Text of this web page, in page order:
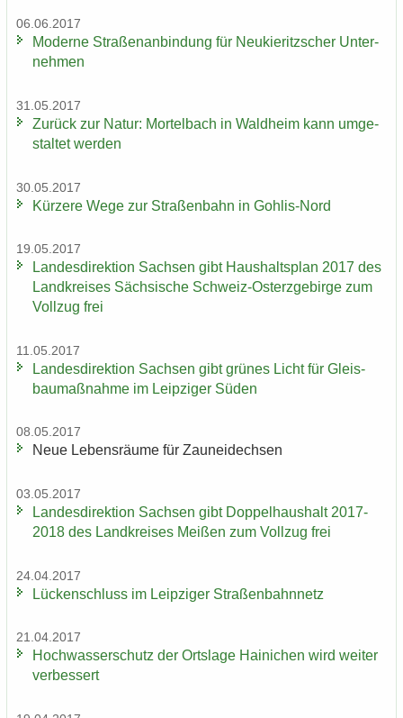
06.06.2017
Mo­der­ne Stra­ßen­an­bin­dung für Neu­kie­ritz­scher Un­ter­
neh­men
31.05.2017
Zu­rück zur Natur: Mor­tel­bach in Wald­heim kann um­ge­
stal­tet wer­den
30.05.2017
Kür­ze­re Wege zur Stra­ßen­bahn in Gohlis-​Nord
19.05.2017
Lan­des­di­rek­ti­on Sach­sen gibt Haus­halts­plan 2017 des
Land­krei­ses Säch­si­sche Schweiz-​Osterzgebirge zum
Voll­zug frei
11.05.2017
Lan­des­di­rek­ti­on Sach­sen gibt grü­nes Licht für Gleis­
bau­maß­nah­me im Leip­zi­ger Süden
08.05.2017
Neue Le­bens­räu­me für Zaun­ei­dech­sen
03.05.2017
Lan­des­di­rek­ti­on Sach­sen gibt Dop­pel­haus­halt 2017-
2018 des Land­krei­ses Mei­ßen zum Voll­zug frei
24.04.2017
Lü­cken­schluss im Leip­zi­ger Stra­ßen­bahn­netz
21.04.2017
Hoch­was­ser­schutz der Orts­la­ge Hai­ni­chen wird wei­ter
ver­bes­sert